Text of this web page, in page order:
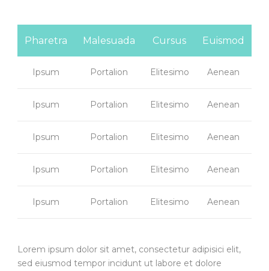
Pharetra Malesuada Cursus Euismod
Ipsum Portalion Elitesimo Aenean
Ipsum Portalion Elitesimo Aenean
Ipsum Portalion Elitesimo Aenean
Ipsum Portalion Elitesimo Aenean
Ipsum Portalion Elitesimo Aenean
Lorem ipsum dolor sit amet, consectetur adipisici elit,
sed eiusmod tempor incidunt ut labore et dolore